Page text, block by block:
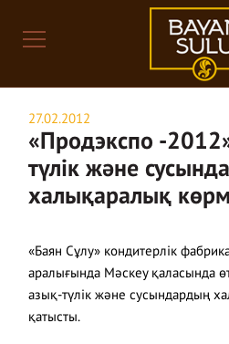
27.02.2012
«Продэкспо -
түлік және
халықаралық
«Баян Сұлу» кондитерлік
аралығында Мәскеу қаласында
азық-түлік және сусындардың
қатысты.